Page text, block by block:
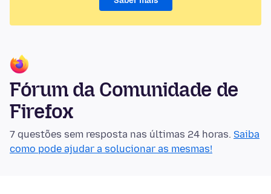
Fórum da Comunidade de
Firefox
7 questões sem resposta nas últimas 24 horas. Saiba
como pode ajudar a solucionar as mesmas!